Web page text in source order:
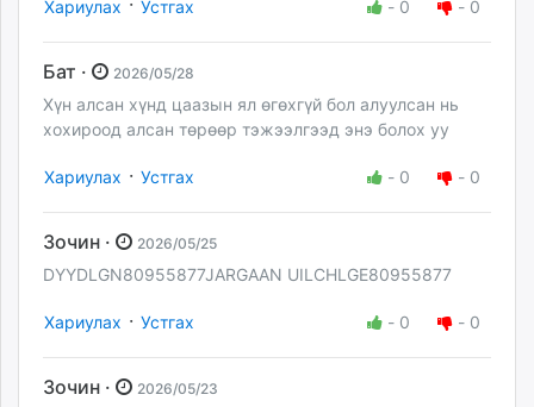
Хариулах Устгах - 0 - 0
Бат · 2026/05/28
Хүн алсан хүнд цаазын ял өгөхгүй бол алуулсан нь
хохироод алсан төрөөр тэжээлгээд энэ болох уу
Хариулах · Устгах - 0 - 0
Зочин · 2026/05/25
DYYDLGN80955877JARGAAN UILCHLGE80955877
Хариулах · Устгах - 0 - 0
Зочин · 2026/05/23